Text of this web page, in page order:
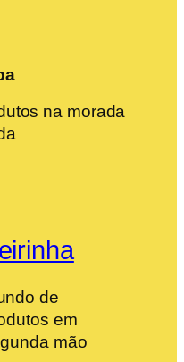
na morada
de
em
mão